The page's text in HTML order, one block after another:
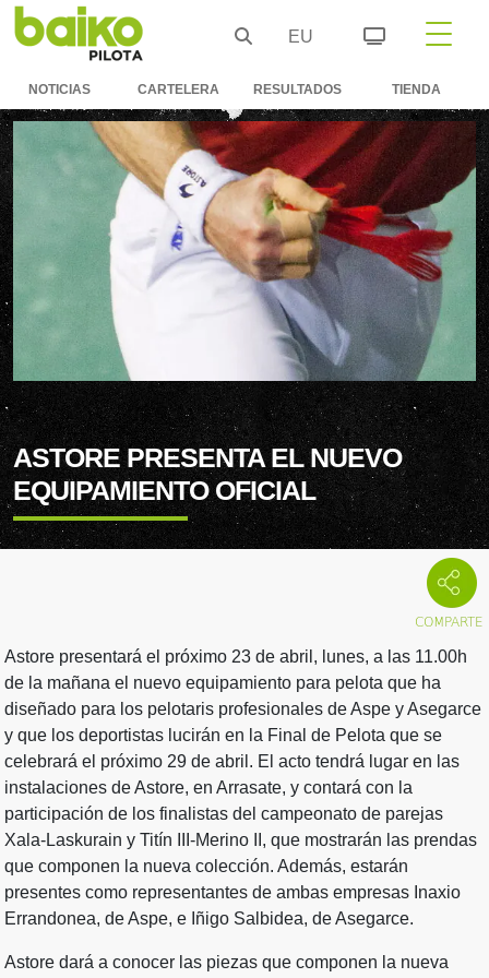
EU
NOTICIAS CARTELERA RESULTADOS TIENDA
ASTORE PRESENTA EL NUEVO
EQUIPAMIENTO OFICIAL
Astore presentará el próximo 23 de abril, lunes, a las 11.00h
de la mañana el nuevo equipamiento para pelota que ha
diseñado para los pelotaris profesionales de Aspe y Asegarce
y que los deportistas lucirán en la Final de Pelota que se
celebrará el próximo 29 de abril. El acto tendrá lugar en las
instalaciones de Astore, en Arrasate, y contará con la
participación de los finalistas del campeonato de parejas
Xala-Laskurain y Titín III-Merino II, que mostrarán las prendas
que componen la nueva colección. Además, estarán
presentes como representantes de ambas empresas Inaxio
Errandonea, de Aspe, e Iñigo Salbidea, de Asegarce.
Astore dará a conocer las piezas que componen la nueva